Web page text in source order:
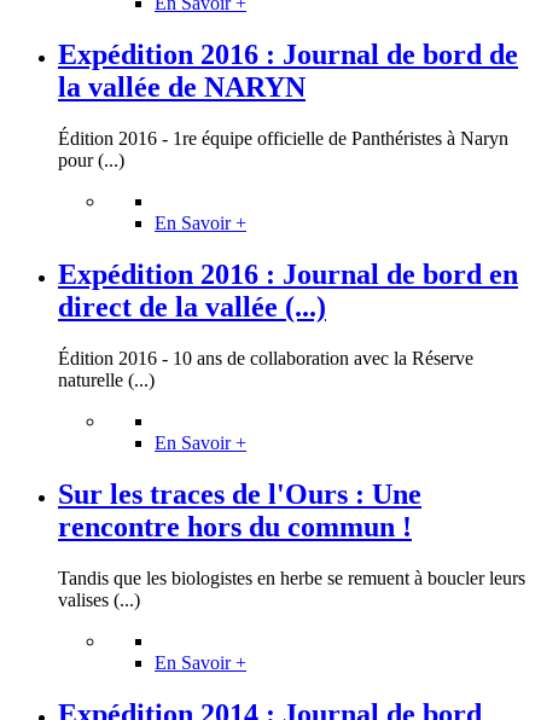
Expédition 2016 : Journal de bord de
la vallée de NARYN
Édition 2016 - 1re équipe officielle de Panthéristes à Naryn
pour (...)
En Savoir +
Expédition 2016 : Journal de bord en
direct de la vallée (...)
Édition 2016 - 10 ans de collaboration avec la Réserve
naturelle (...)
En Savoir +
Sur les traces de l'Ours : Une
rencontre hors du commun !
Tandis que les biologistes en herbe se remuent à boucler leurs
valises (...)
En Savoir +
Expédition 2014 : Journal de bord